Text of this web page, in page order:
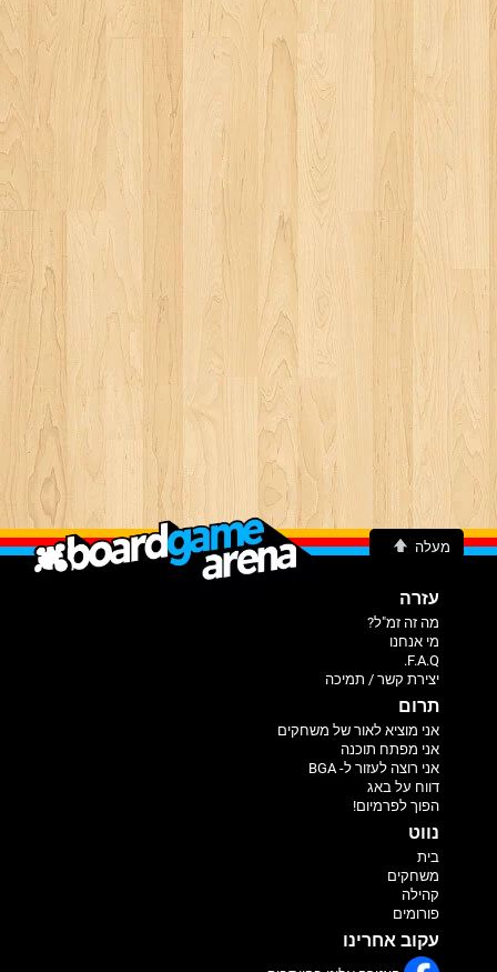
מעלה
עזרה
מה זה זמ"ל?
מי אנחנו
F.A.Q.
יצירת קשר / תמיכה
תרום
אני מוציא לאור של משחקים
אני מפתח תוכנה
אני רוצה לעזור ל- BGA
דווח על באג
הפוך לפרמיום!
נווט
בית
משחקים
קהילה
פורומים
עקוב אחרינו